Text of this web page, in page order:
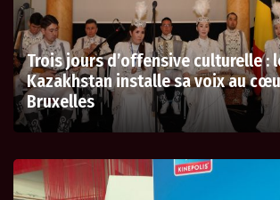
Trois jours d’offensive culturelle :
Kazakhstan installe sa voix au
Bruxelles